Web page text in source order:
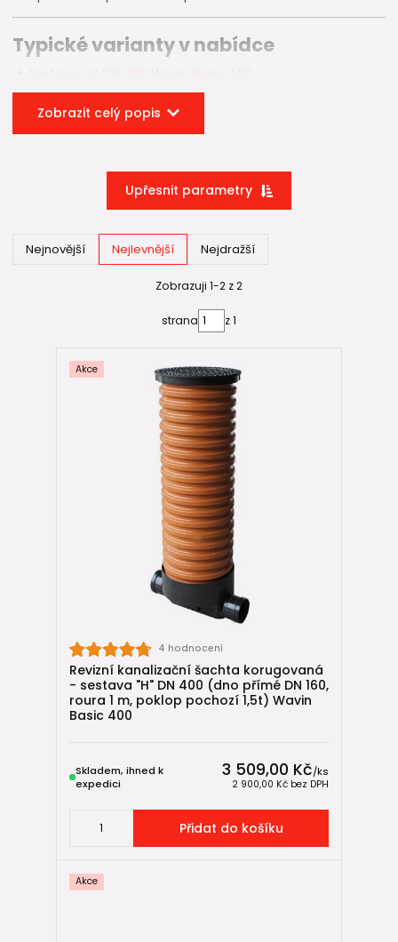
Typické varianty v nabídce
dno přímé DN 400/160
korugovaná roura DN 400 – 1 m
Sestava „K“ DN 400 Wavin Basic 400
dno sběrné 45° DN 400/160
korugovaná roura DN 400 – 1 m
plastový poklop do 1,5 t
➡ vhodná tam, kde se sbíhá více větví potrubí.
rychlá volba a objednáníbez nutnosti kombinovat
oproti nákupu samostatných
kompatibilita všech prvkův balíčku
✔ ideální pro rodinné domy i technicky náročnější domovní
Kdy zvolit kompletní sestavu
rychlé a spolehlivé řešení bez komplikací
📍 když řešíš kanalizační přípojku s běžným zatížením
cenově výhodné řešení bez detailního
📚 Užitečné návody
Jak vybrat a sestavit revizní šachtu
Jak sestavit revizní šachtu Wavin Basic 315 a 400
🛒 Navazující zboží
Zobrazit celý popis
Upřesnit parametry
Nejnovější Nejlevnější Nejdražší
Zobrazuji 1-2 z 2
strana z 1
Akce
4 hodnocení
Revizní kanalizační šachta korugovaná
- sestava "H" DN 400 (dno přímé DN 160,
roura 1 m, poklop pochozí 1,5t) Wavin
Basic 400
3 509,00 Kč/ks
2 900,00 Kč bez DPH
Skladem, ihned k
expedici
Přidat do košíku
Akce